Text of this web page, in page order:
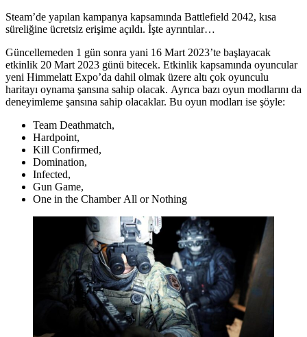
Steam’de yapılan kampanya kapsamında Battlefield 2042, kısa
süreliğine ücretsiz erişime açıldı. İşte ayrıntılar…
Güncellemeden 1 gün sonra yani 16 Mart 2023’te başlayacak
etkinlik 20 Mart 2023 günü bitecek. Etkinlik kapsamında oyuncular
yeni Himmelatt Expo’da dahil olmak üzere altı çok oyunculu
haritayı oynama şansına sahip olacak. Ayrıca bazı oyun modlarını da
deneyimleme şansına sahip olacaklar. Bu oyun modları ise şöyle:
Team Deathmatch,
Hardpoint,
Kill Confirmed,
Domination,
Infected,
Gun Game,
One in the Chamber All or Nothing